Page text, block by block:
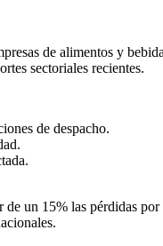
de alimentos y
sectoriales recientes.
de despacho.
un 15% las pérdidas